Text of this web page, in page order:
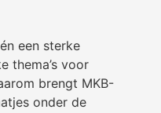
een sterke
thema’s voor
brengt MKB-
onder de